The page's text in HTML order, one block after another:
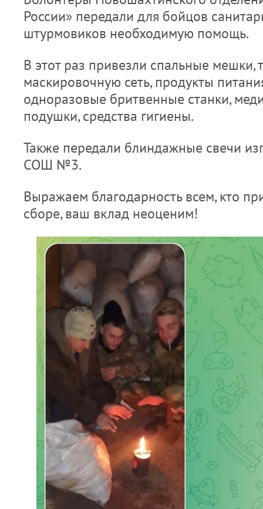
России» передали для бойцов
штурмовиков необходимую помощь.
В этот раз привезли спальные мешки,
маскировочную сеть, продукты
одноразовые бритвенные станки,
подушки, средства гигиены.
Также передали блиндажные свечи
СОШ №3.
Выражаем благодарность всем, кто
сборе, ваш вклад неоценим!